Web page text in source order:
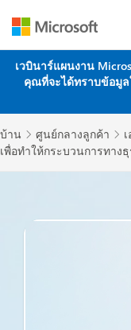
เวบินาร์แผนงาน
คุณที่จะได้ทราบข้อมูล
บ้าน  ศูนย์กลางลูกค้า 
เพื่อทำให้กระบวนการทา